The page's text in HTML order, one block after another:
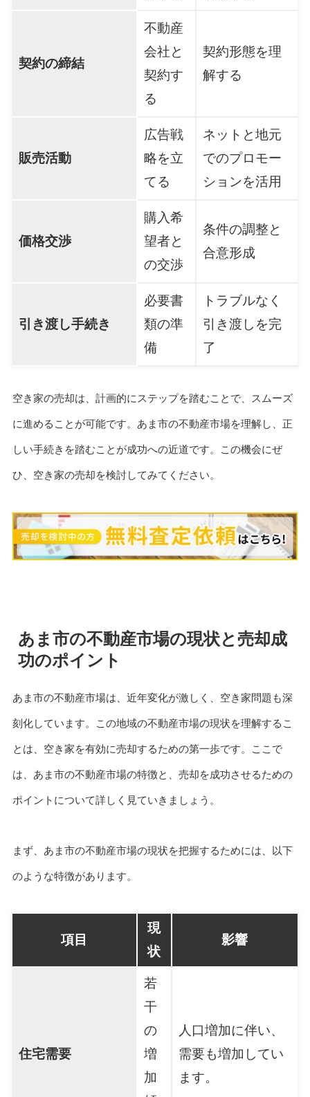
契約の締結
不動産
会社と
契約す
る
契約形態を理
解する
販売活動
広告戦
略を立
てる
ネットと地元
でのプロモー
ションを活用
価格交渉
購入希
望者と
の交渉
条件の調整と
合意形成
引き渡し手続き
必要書
類の準
備
トラブルなく
引き渡しを完
了
空き家の売却は、計画的にステップを踏むことで、スムーズ
に進めることが可能です。あま市の不動産市場を理解し、正
しい手続きを踏むことが成功への近道です。この機会にぜ
ひ、空き家の売却を検討してみてください。
あま市の不動産市場の現状と売却成
功のポイント
あま市の不動産市場は、近年変化が激しく、空き家問題も深
刻化しています。この地域の不動産市場の現状を理解するこ
とは、空き家を有効に売却するための第一歩です。ここで
は、あま市の不動産市場の特徴と、売却を成功させるための
ポイントについて詳しく見ていきましょう。
まず、あま市の不動産市場の現状を把握するためには、以下
のような特徴があります。
項目
現
状
影響
住宅需要
若
干
の
増
加
人口増加に伴い、
需要も増加してい
ます。